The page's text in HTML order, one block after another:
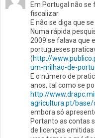
Em Portugal não
fiscalizar.
E não se diga que
Numa rápida
2009 se falava que
portugueses
(http://
um-milhao-de-
E o número de
anos, tal como se
http://
agricultura.pt/
embora só
Portanto as contas
de licenças